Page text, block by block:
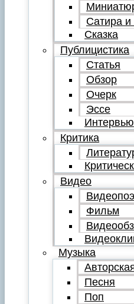
Сатира
Сказка
Публицистика
Статья
Обзор
Очерк
Эссе
Интервью
Критика
Видео
Фильм
Музыка
Песня
Поп